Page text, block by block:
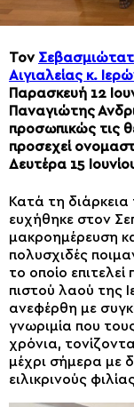
Τον
Αιγιαλείας κ.
Παρασκευή 12
Παναγιώτης
προσωπικώς τις
προσεχεί
Δευτέρα 15
Κατά τη
ευχήθηκε στον
μακροημέρευση
πολυσχιδές
το οποίο
πιστού λαού της
ανεφέρθη με
γνωριμία που
χρόνια,
μέχρι σήμερα με
ειλικρινούς